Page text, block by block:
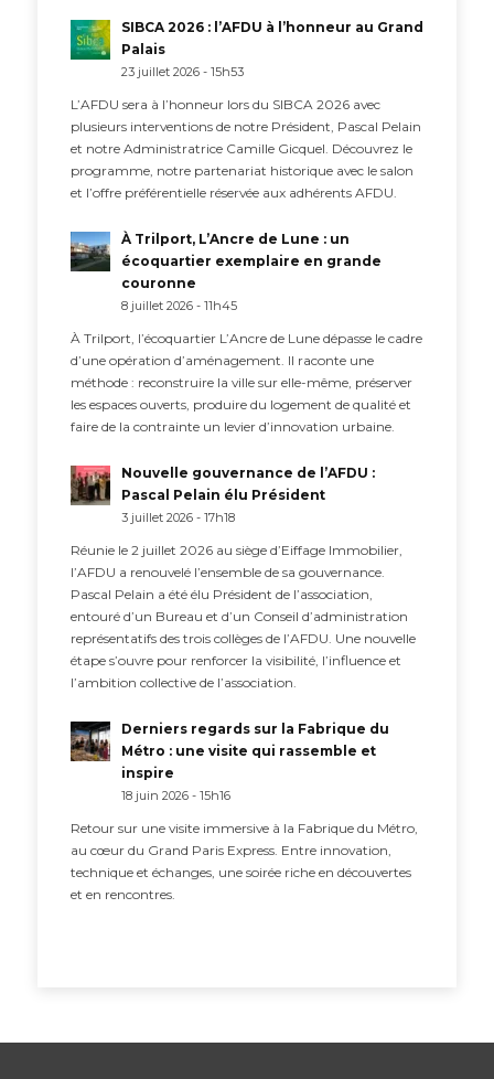
SIBCA 2026 : l’AFDU à l’honneur au Grand
Palais
23 juillet 2026 - 15h53
L’AFDU sera à l’honneur lors du SIBCA 2026 avec
plusieurs interventions de notre Président, Pascal Pelain
et notre Administratrice Camille Gicquel. Découvrez le
programme, notre partenariat historique avec le salon
et l’offre préférentielle réservée aux adhérents AFDU.
À Trilport, L’Ancre de Lune : un
écoquartier exemplaire en grande
couronne
8 juillet 2026 - 11h45
À Trilport, l’écoquartier L’Ancre de Lune dépasse le cadre
d’une opération d’aménagement. Il raconte une
méthode : reconstruire la ville sur elle-même, préserver
les espaces ouverts, produire du logement de qualité et
faire de la contrainte un levier d’innovation urbaine.
Nouvelle gouvernance de l’AFDU :
Pascal Pelain élu Président
3 juillet 2026 - 17h18
Réunie le 2 juillet 2026 au siège d’Eiffage Immobilier,
l’AFDU a renouvelé l’ensemble de sa gouvernance.
Pascal Pelain a été élu Président de l’association,
entouré d’un Bureau et d’un Conseil d’administration
représentatifs des trois collèges de l’AFDU. Une nouvelle
étape s’ouvre pour renforcer la visibilité, l’influence et
l’ambition collective de l’association.
Derniers regards sur la Fabrique du
Métro : une visite qui rassemble et
inspire
18 juin 2026 - 15h16
Retour sur une visite immersive à la Fabrique du Métro,
au cœur du Grand Paris Express. Entre innovation,
technique et échanges, une soirée riche en découvertes
et en rencontres.